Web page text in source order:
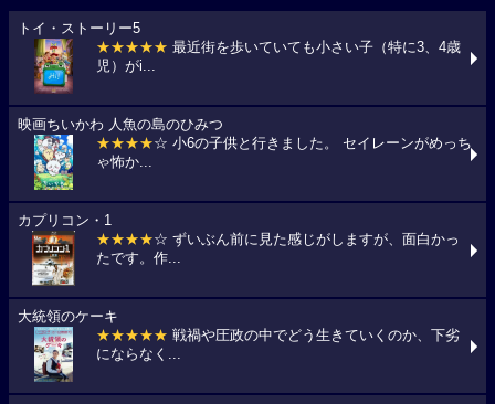
トイ・ストーリー5
★★★★★ 最近街を歩いていても小さい子（特に3、4歳
児）がi...
映画ちいかわ 人魚の島のひみつ
★★★★☆ 小6の子供と行きました。 セイレーンがめっち
ゃ怖か...
カプリコン・1
★★★★☆ ずいぶん前に見た感じがしますが、面白かっ
たです。作...
大統領のケーキ
★★★★★ 戦禍や圧政の中でどう生きていくのか、下劣
にならなく...